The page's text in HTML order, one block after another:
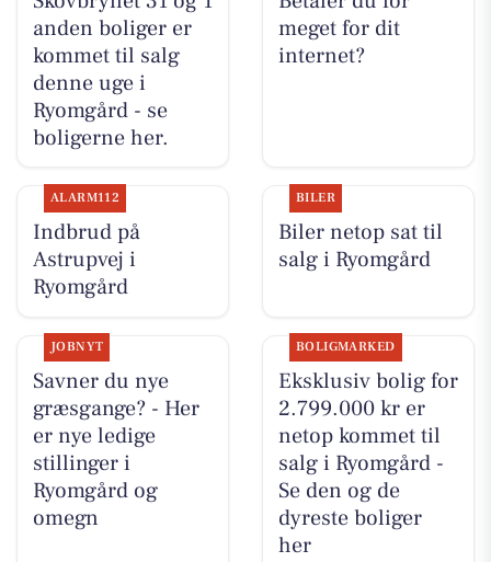
anden boliger er
kommet til salg
denne uge i
Ryomgård - se
boligerne her.
meget for dit
internet?
ALARM112
Indbrud på
Astrupvej i
Ryomgård
BILER
Biler netop sat til
salg i Ryomgård
JOBNYT
Savner du nye
græsgange? - Her
er nye ledige
stillinger i
Ryomgård og
omegn
BOLIGMARKED
Eksklusiv bolig for
2.799.000 kr er
netop kommet til
salg i Ryomgård -
Se den og de
dyreste boliger
her